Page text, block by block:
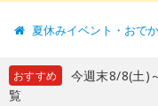
夏休みイベント・おで
おすすめ
今週末8/8(土)
覧